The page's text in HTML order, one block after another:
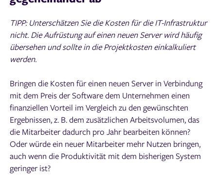
TIPP: Unterschätzen Sie die Kosten für die IT-Infrastruktur
nicht. Die Aufrüstung auf einen neuen Server wird häufig
übersehen und sollte in die Projektkosten einkalkuliert
werden.
Bringen die Kosten für einen neuen Server in Verbindung
mit dem Preis der Software dem Unternehmen einen
finanziellen Vorteil im Vergleich zu den gewünschten
Ergebnissen, z. B. dem zusätzlichen Arbeitsvolumen, das
die Mitarbeiter dadurch pro Jahr bearbeiten können?
Oder würde ein neuer Mitarbeiter mehr Nutzen bringen,
auch wenn die Produktivität mit dem bisherigen System
geringer ist?